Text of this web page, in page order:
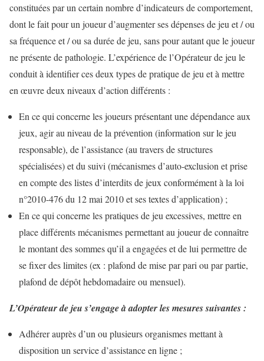
constituées par un certain nombre d’indicateurs de comportement,
dont le fait pour un joueur d’augmenter ses dépenses de jeu et / ou
sa fréquence et / ou sa durée de jeu, sans pour autant que le joueur
ne présente de pathologie. L’expérience de l’Opérateur de jeu le
conduit à identifier ces deux types de pratique de jeu et à mettre
en œuvre deux niveaux d’action différents :
En ce qui concerne les joueurs présentant une dépendance aux
jeux, agir au niveau de la prévention (information sur le jeu
responsable), de l’assistance (au travers de structures
spécialisées) et du suivi (mécanismes d’auto-exclusion et prise
en compte des listes d’interdits de jeux conformément à la loi
n°2010-476 du 12 mai 2010 et ses textes d’application) ;
En ce qui concerne les pratiques de jeu excessives, mettre en
place différents mécanismes permettant au joueur de connaître
le montant des sommes qu’il a engagées et de lui permettre de
se fixer des limites (ex : plafond de mise par pari ou par partie,
plafond de dépôt hebdomadaire ou mensuel).
L’Opérateur de jeu s’engage à adopter les mesures suivantes :
Adhérer auprès d’un ou plusieurs organismes mettant à
disposition un service d’assistance en ligne ;